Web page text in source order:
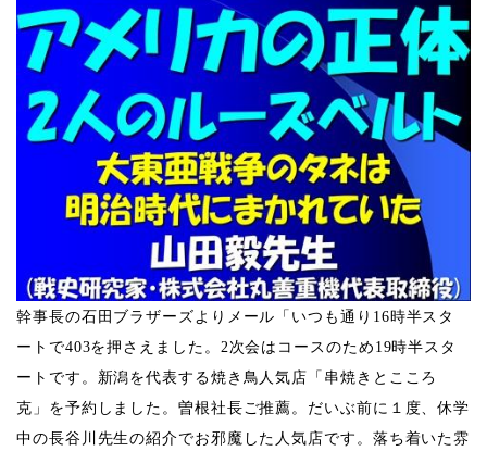
幹事長の石田ブラザーズよりメール「​ いつも通り16時半スタ
ートで403を押さえました。2 次会はコースのため19時半スタ
ートです。新潟を代表する焼き鳥人気店「串焼きとこころ
克」を予約しました。曽根社長ご推薦。だいぶ前に１度、休学
中の長谷川先生の紹介でお邪魔した人気店です。落ち着いた雰